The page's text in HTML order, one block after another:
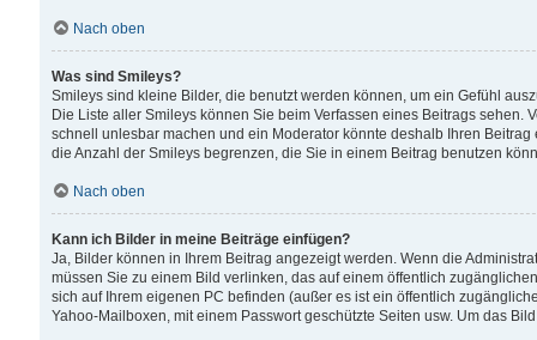
Nach oben
Was sind Smileys?
Smileys sind kleine Bilder, die benutzt werden können, um ein Gefühl
Die Liste aller Smileys können Sie beim Verfassen eines Beitrags
schnell unlesbar machen und ein Moderator könnte deshalb Ihren
die Anzahl der Smileys begrenzen, die Sie in einem Beitrag benutzen
Nach oben
Kann ich Bilder in meine Beiträge einfügen?
Ja, Bilder können in Ihrem Beitrag angezeigt werden. Wenn die
müssen Sie zu einem Bild verlinken, das auf einem öffentlich
sich auf Ihrem eigenen PC befinden (außer es ist ein öffentlich
Yahoo-Mailboxen, mit einem Passwort geschützte Seiten usw. Um das